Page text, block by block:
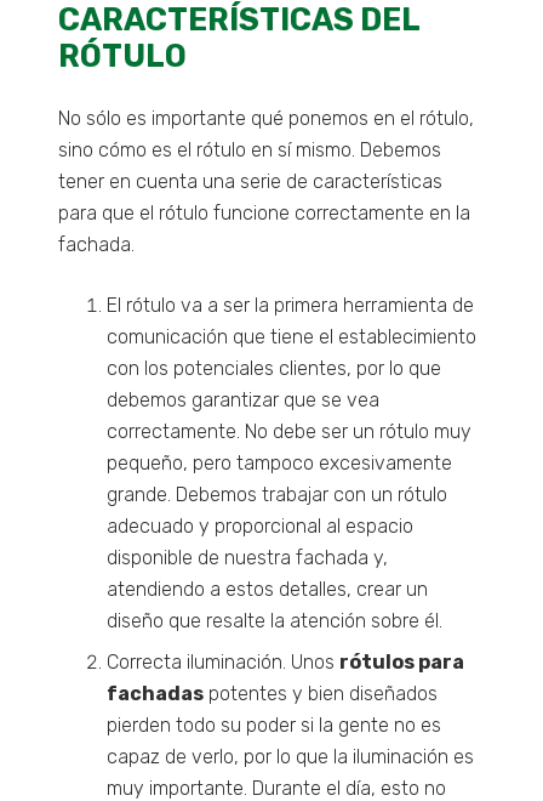
CARACTERÍSTICAS DEL
RÓTULO
No sólo es importante qué ponemos en el rótulo,
sino cómo es el rótulo en sí mismo. Debemos
tener en cuenta una serie de características
para que el rótulo funcione correctamente en la
fachada.
El rótulo va a ser la primera herramienta de
comunicación que tiene el establecimiento
con los potenciales clientes, por lo que
debemos garantizar que se vea
correctamente. No debe ser un rótulo muy
pequeño, pero tampoco excesivamente
grande. Debemos trabajar con un rótulo
adecuado y proporcional al espacio
disponible de nuestra fachada y,
atendiendo a estos detalles, crear un
diseño que resalte la atención sobre él.
Correcta iluminación. Unos rótulos para
fachadas potentes y bien diseñados
pierden todo su poder si la gente no es
capaz de verlo, por lo que la iluminación es
muy importante. Durante el día, esto no